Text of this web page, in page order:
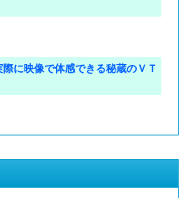
際に映像で体感できる秘蔵のＶＴ